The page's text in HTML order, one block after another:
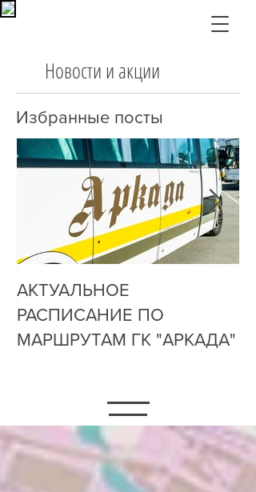
Новости и акции
Избранные посты
АКТУАЛЬНОЕ
РАСПИСАНИЕ ПО
МАРШРУТАМ ГК "АРКАДА"